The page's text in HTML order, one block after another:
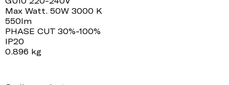
Max Watt. 50W 3000 K
550lm
PHASE CUT 30%-100%
IP20
0.896 kg